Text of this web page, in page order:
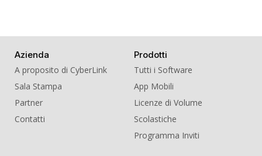
Azienda
A proposito di CyberLink
Sala Stampa
Partner
Contatti
Prodotti
Tutti i Software
App Mobili
Licenze di Volume
Scolastiche
Programma Inviti